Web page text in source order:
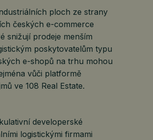
ploch ze strany
českých e-commerce
snižují prodeje menším
poskytovatelům typu
e-shopů na trhu mohou
vůči platformě
ve 108 Real Estate.
developerské
logistickými firmami